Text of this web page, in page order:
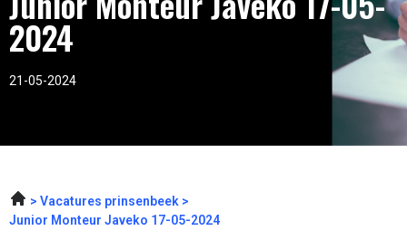
2024
21-05-2024
Vacatures prinsenbeek
Junior Monteur Javeko 17-05-2024